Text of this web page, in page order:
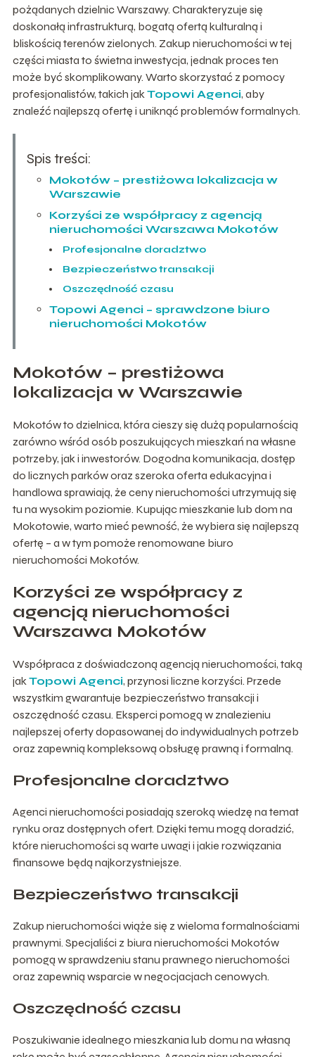
pożądanych dzielnic Warszawy. Charakteryzuje się
doskonałą infrastrukturą, bogatą ofertą kulturalną i
bliskością terenów zielonych. Zakup nieruchomości w tej
części miasta to świetna inwestycja, jednak proces ten
może być skomplikowany. Warto skorzystać z pomocy
profesjonalistów, takich jak Topowi Agenci, aby
znaleźć najlepszą ofertę i uniknąć problemów formalnych.
Spis treści:
Mokotów – prestiżowa lokalizacja w
Warszawie
Korzyści ze współpracy z agencją
nieruchomości Warszawa Mokotów
Profesjonalne doradztwo
Bezpieczeństwo transakcji
Oszczędność czasu
Topowi Agenci – sprawdzone biuro
nieruchomości Mokotów
Mokotów – prestiżowa
lokalizacja w Warszawie
Mokotów to dzielnica, która cieszy się dużą popularnością
zarówno wśród osób poszukujących mieszkań na własne
potrzeby, jak i inwestorów. Dogodna komunikacja, dostęp
do licznych parków oraz szeroka oferta edukacyjna i
handlowa sprawiają, że ceny nieruchomości utrzymują się
tu na wysokim poziomie. Kupując mieszkanie lub dom na
Mokotowie, warto mieć pewność, że wybiera się najlepszą
ofertę – a w tym pomoże renomowane biuro
nieruchomości Mokotów.
Korzyści ze współpracy z
agencją nieruchomości
Warszawa Mokotów
Współpraca z doświadczoną agencją nieruchomości, taką
jak Topowi Agenci, przynosi liczne korzyści. Przede
wszystkim gwarantuje bezpieczeństwo transakcji i
oszczędność czasu. Eksperci pomogą w znalezieniu
najlepszej oferty dopasowanej do indywidualnych potrzeb
oraz zapewnią kompleksową obsługę prawną i formalną.
Profesjonalne doradztwo
Agenci nieruchomości posiadają szeroką wiedzę na temat
rynku oraz dostępnych ofert. Dzięki temu mogą doradzić,
które nieruchomości są warte uwagi i jakie rozwiązania
finansowe będą najkorzystniejsze.
Bezpieczeństwo transakcji
Zakup nieruchomości wiąże się z wieloma formalnościami
prawnymi. Specjaliści z biura nieruchomości Mokotów
pomogą w sprawdzeniu stanu prawnego nieruchomości
oraz zapewnią wsparcie w negocjacjach cenowych.
Oszczędność czasu
Poszukiwanie idealnego mieszkania lub domu na własną